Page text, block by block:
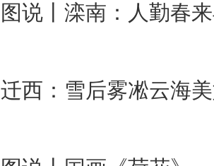
图说丨滦南：人勤春
迁西：雪后雾凇云海